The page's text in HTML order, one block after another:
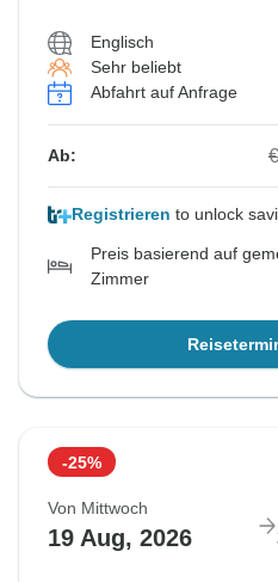
Englisch
Sehr beliebt
Abfahrt auf Anfrage
Ab:
Registrieren to unlock
Preis basierend auf
Zimmer
-25%
Von Mittwoch
19 Aug, 2026